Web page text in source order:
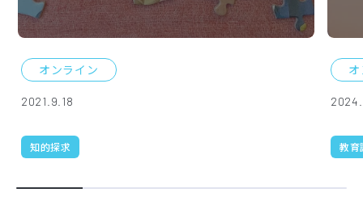
オンライン
2021.9.18
知的探求 教育